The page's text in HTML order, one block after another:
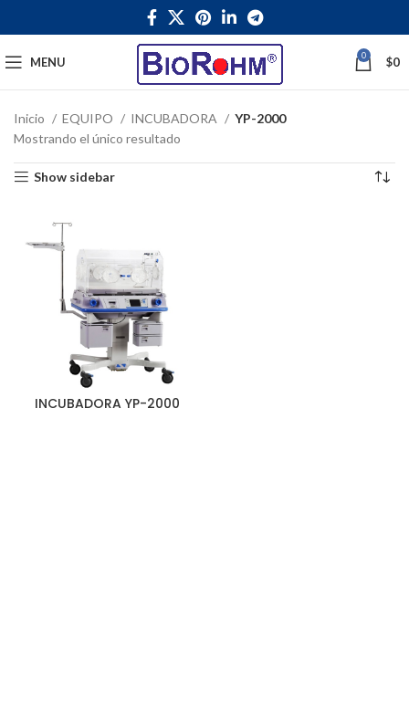
MENU 0 $0
Inicio EQUIPO INCUBADORA
YP-2000
Mostrando el único resultado
Show sidebar
INCUBADORA YP-2000